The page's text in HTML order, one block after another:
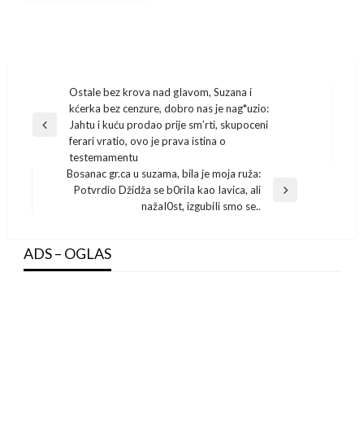
navigation
Previous
Ostale bez krova nad gIavom, Suzana i
kćerka bez cenzure, dobro nas je nag*uzio:
Jahtu i kuću prodao prije sm’rti, skupoceni
ferari vratio, ovo je prava istina o
testemamentu
Bosanac gr.ca u suzama, bila je moja ruža:
Potvrdio Džidža se b0riIa kao Iavica, ali
nažaI0st, izgubiIi smo se..
ADS – OGLAS